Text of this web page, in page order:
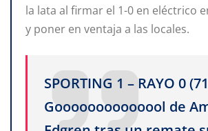
la lata al firmar el 1-0 en eléctrico
y poner en ventaja a las locales.
SPORTING 1 – RAYO 0
Goooooooooooool de